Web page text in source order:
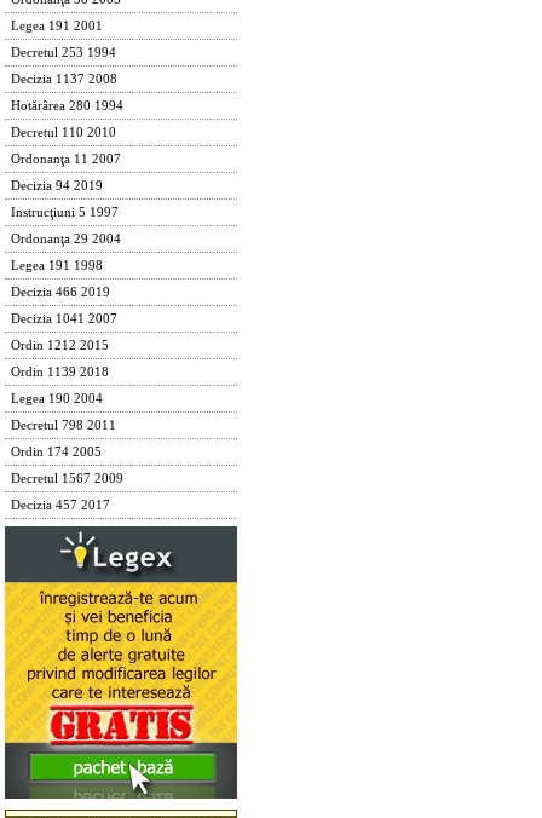
Legea 191 2001
Decretul 253 1994
Decizia 1137 2008
Hotărârea 280 1994
Decretul 110 2010
Ordonanţa 11 2007
Decizia 94 2019
Instrucţiuni 5 1997
Ordonanţa 29 2004
Legea 191 1998
Decizia 466 2019
Decizia 1041 2007
Ordin 1212 2015
Ordin 1139 2018
Legea 190 2004
Decretul 798 2011
Ordin 174 2005
Decretul 1567 2009
Decizia 457 2017